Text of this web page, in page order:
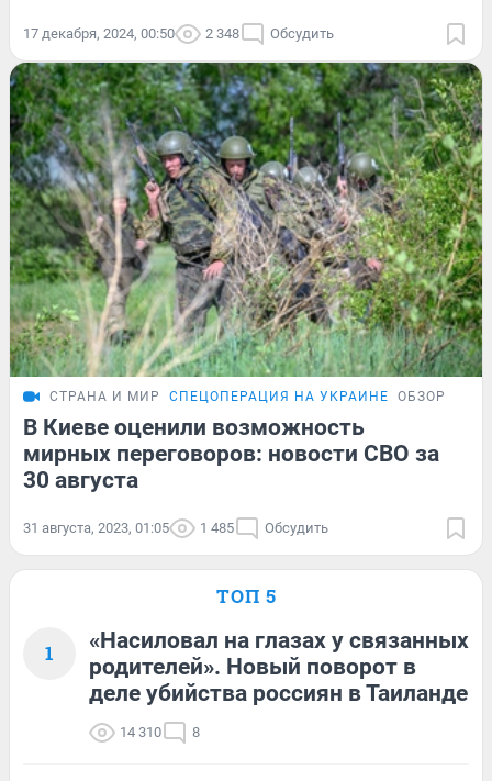
17 декабря, 2024, 00:50 2 348 Обсудить
СТРАНА И МИР СПЕЦОПЕРАЦИЯ НА УКРАИНЕ ОБЗОР
В Киеве оценили возможность
мирных переговоров: новости СВО за
30 августа
31 августа, 2023, 01:05 1 485 Обсудить
ТОП 5
1
«Насиловал на глазах у связанных
родителей». Новый поворот в
деле убийства россиян в Таиланде
14 310 8